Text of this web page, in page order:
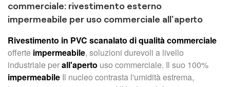
commerciale: rivestimento esterno
impermeabile per uso commerciale all'aperto
Rivestimento in PVC scanalato di qualità commerciale
offerte impermeabile, soluzioni durevoli a livello
industriale perall'aperto uso commerciale. Il suo 100%
impermeabile Il nucleo contrasta l'umidità estrema,